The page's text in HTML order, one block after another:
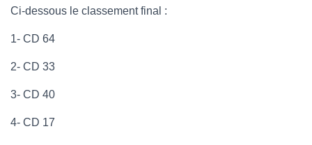
Ci-dessous le classement final :
1- CD 64
2- CD 33
3- CD 40
4- CD 17